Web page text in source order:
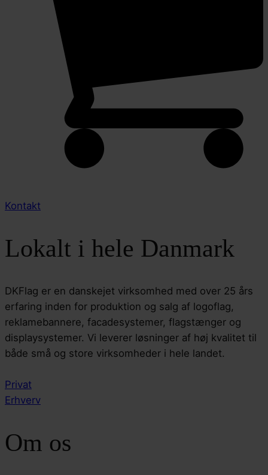
Kontakt
Lokalt i hele Danmark
DKFlag er en danskejet virksomhed med over 25 års
erfaring inden for produktion og salg af logoflag,
reklamebannere, facadesystemer, flagstænger og
displaysystemer. Vi leverer løsninger af høj kvalitet til
både små og store virksomheder i hele landet.
Privat
Erhverv
Om os